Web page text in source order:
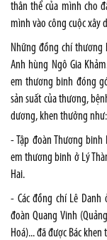
thân thể của mình cho
mình vào công cuộc xây
Những đồng chí thương
Anh hùng Ngô Gia
em thương binh đóng
sản suất của thương,
dương, khen thưởng như:
- Tập đoàn Thương binh
em thương binh ở Lý
Hai.
- Các đồng chí Lê Danh
đoàn Quang Vinh
Hoá)... đã được Bác khen